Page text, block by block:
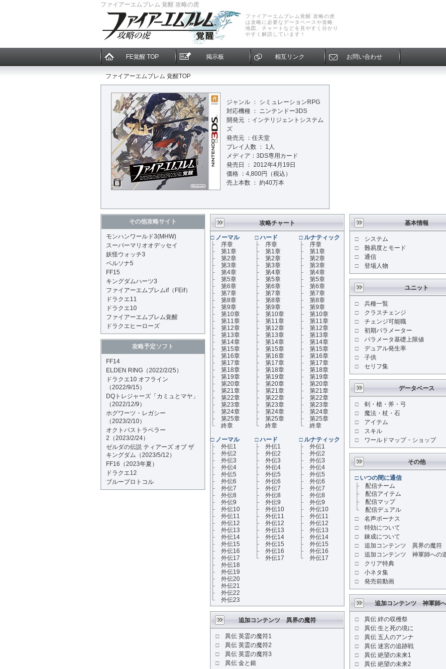
ファイアーエムブレム 覚醒 攻略の虎
ファイアーエムブレム覚醒 攻略の虎
は攻略に必要なデータベースや攻略
地図、チャートなどを見やすく分かり
やすく解説しています！
ファイアーエムブレム 覚醒TOP
ジャンル ： シミュレーションRPG
対応機種 ： ニンテンドー3DS
開発元 ：インテリジェントシステム
ズ
発売元 ：任天堂
プレイ人数 ： 1人
メディア：3DS専用カード
発売日 ： 2012年4月19日
価格 ：4,800円（税込）
売上本数 ： 約40万本
その他攻略サイト
モンハンワールド3(MHW)
スーパーマリオオデッセイ
妖怪ウォッチ3
ペルソナ5
FF15
キングダムハーツ3
ファイアーエムブレムif（FEif）
ドラクエ11
ドラクエ10
ファイアーエムブレム覚醒
ドラクエヒーローズ
攻略予定ソフト
FF14
ELDEN RING（2022/2/25）
ドラクエ10 オフライン
（2022/9/15）
DQトレジャーズ「カミュとマヤ」
（2022/12/9）
ホグワーツ・レガシー
（2023/2/10）
オクトパストラベラー
2（2023/2/24）
ゼルダの伝説 ティアーズ オブ ザ
キングダム（2023/5/12）
FF16（2023年夏）
ドラクエ12
ブループロトコル
攻略チャート
□ ノーマル
├ 序章
├ 第1章
├ 第2章
├ 第3章
├ 第4章
├ 第5章
├ 第6章
├ 第7章
├ 第8章
├ 第9章
├ 第10章
├ 第11章
├ 第12章
├ 第13章
├ 第14章
├ 第15章
├ 第16章
├ 第17章
├ 第18章
├ 第19章
├ 第20章
├ 第21章
├ 第22章
├ 第23章
├ 第24章
├ 第25章
└ 終章
□ ノーマル
├ 外伝1
├ 外伝2
├ 外伝3
├ 外伝4
├ 外伝5
├ 外伝6
├ 外伝7
├ 外伝8
├ 外伝9
├ 外伝10
├ 外伝11
├ 外伝12
├ 外伝13
├ 外伝14
├ 外伝15
├ 外伝16
├ 外伝17
├ 外伝18
├ 外伝19
├ 外伝20
├ 外伝21
├ 外伝22
└ 外伝23
□ハード
├ 序章
├ 第1章
├ 第2章
├ 第3章
├ 第4章
├ 第5章
├ 第6章
├ 第7章
├ 第8章
├ 第9章
├ 第10章
├ 第11章
├ 第12章
├ 第13章
├ 第14章
├ 第15章
├ 第16章
├ 第17章
├ 第18章
├ 第19章
├ 第20章
├ 第21章
├ 第22章
├ 第23章
├ 第24章
├ 第25章
└ 終章
□ハード
├ 外伝1
├ 外伝2
├ 外伝3
├ 外伝4
├ 外伝5
├ 外伝6
├ 外伝7
├ 外伝8
├ 外伝9
├ 外伝10
├ 外伝11
├ 外伝12
├ 外伝13
├ 外伝14
├ 外伝15
├ 外伝16
└ 外伝17
□ルナティック
├ 序章
├ 第1章
├ 第2章
├ 第3章
├ 第4章
├ 第5章
├ 第6章
├ 第7章
├ 第8章
├ 第9章
├ 第10章
├ 第11章
├ 第12章
├ 第13章
├ 第14章
├ 第15章
├ 第16章
├ 第17章
├ 第18章
├ 第19章
├ 第20章
├ 第21章
├ 第22章
├ 第23章
├ 第24章
├ 第25章
└ 終章
□ルナティック
├ 外伝1
├ 外伝2
├ 外伝3
├ 外伝4
├ 外伝5
├ 外伝6
├ 外伝7
├ 外伝8
├ 外伝9
├ 外伝10
├ 外伝11
├ 外伝12
├ 外伝13
├ 外伝14
├ 外伝15
├ 外伝16
└ 外伝17
追加コンテンツ 異界の魔符
□ 異伝 英霊の魔符1
□ 異伝 英霊の魔符2
□ 異伝 英霊の魔符3
□ 異伝 金と銀
基本情報
□ システム
□ 難易度とモード
□ 通信
□ 登場人物
ユニット
□ 兵種一覧
□ クラスチェンジ
□ チェンジ可能職
□ 初期パラメーター
□ パラメータ基礎上限値
□ デュアル発生率
□ 子供
□ セリフ集
データベース
□ 剣・槍・斧・弓
□ 魔法・杖・石
□ アイテム
□ スキル
□ ワールドマップ・ショップ
その他
□いつの間に通信
├ 配信チーム
├ 配信アイテム
├ 配信マップ
└ 配信デュアル
□ 名声ボーナス
□ 特効について
□ 錬成について
□ 追加コンテンツ 異界の魔符
□ 追加コンテンツ 神軍師への
□ クリア特典
□ 小ネタ集
□ 発売前動画
追加コンテンツ 神軍師
□ 異伝 絆の収穫祭
□ 異伝 生と死の境に
□ 異伝 五人のアンナ
□ 異伝 迷宮の追跡戦
□ 異伝 絶望の未来1
□ 異伝 絶望の未来2
FE覚醒 TOP 掲示板 相互リンク お問い合わせ